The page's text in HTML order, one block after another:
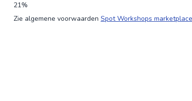
21%
Zie algemene voorwaarden Spot Workshops marketplace